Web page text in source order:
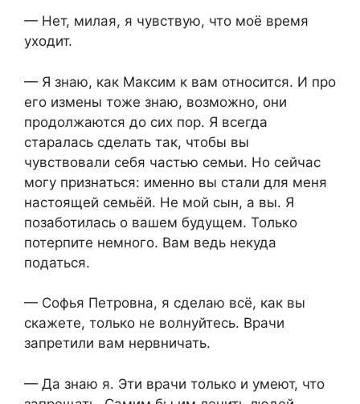
— Нет, милая, я чувствую, что моё время
уходит.
— Я знаю, как Максим к вам относится. И про
его измены тоже знаю, возможно, они
продолжаются до сих пор. Я всегда
старалась сделать так, чтобы вы
чувствовали себя частью семьи. Но сейчас
могу признаться: именно вы стали для меня
настоящей семьёй. Не мой сын, а вы. Я
позаботилась о вашем будущем. Только
потерпите немного. Вам ведь некуда
податься.
— Софья Петровна, я сделаю всё, как вы
скажете, только не волнуйтесь. Врачи
запретили вам нервничать.
— Да знаю я. Эти врачи только и умеют, что